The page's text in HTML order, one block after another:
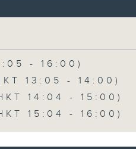
- 16:00)
13:05 - 14:00)
14:04 - 15:00)
15:04 - 16:00)